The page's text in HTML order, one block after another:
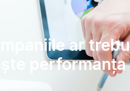
ar